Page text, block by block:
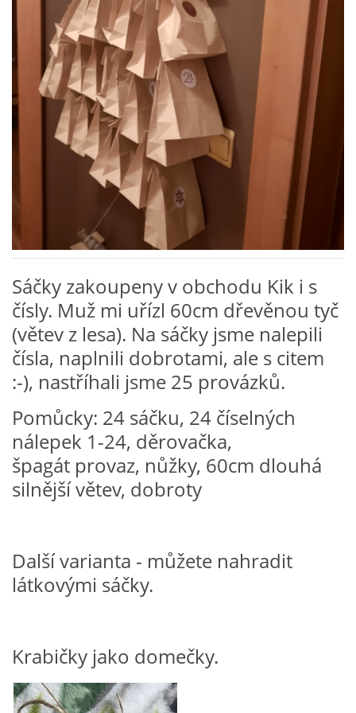
VZDĚLÁVACÍ BLOK ZÁŘÍ
VZDĚLÁVACÍ BLOK ŘÍJEN
VZDĚLÁVACÍ BLOK LISTOPAD
VZDĚLÁVACÍ BLOK PROSINEC
VZDĚLÁVACÍ BLOK LEDEN
VZDĚLÁVACÍ BLOK BŘEZEN
VZDĚLÁVACÍ BLOK DUBEN
VÝTVARNÉ TECHNIKY
VÝTVARNÉ POMŮCKY
VÝTVARNÉ AKTIVITY - LÉTO
VÝTVARNÉ AKTIVITY - ZIMA
Sáčky zakoupeny v obchodu Kik i s
čísly. Muž mi uřízl 60cm dřevěnou tyč
(větev z lesa). Na sáčky jsme nalepili
čísla, naplnili dobrotami, ale s citem
:-), nastříhali jsme 25 provázků.
Pomůcky: 24 sáčku, 24 číselných
nálepek 1-24, děrovačka,
špagát provaz, nůžky, 60cm dlouhá
silnější větev, dobroty
Další varianta - můžete nahradit
látkovými sáčky.
Krabičky jako domečky.